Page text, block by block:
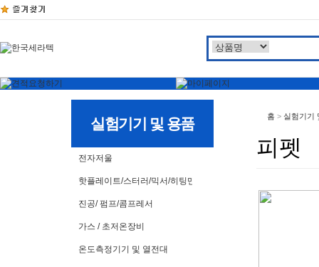
실험기기 및 용품
전자저울
핫플레이트/스터러/믹서/히팅맨틀
진공/ 펌프/콤프레서
가스 / 초저온장비
온도측정기기 및 열전대
홈 > 실험기기
피펫